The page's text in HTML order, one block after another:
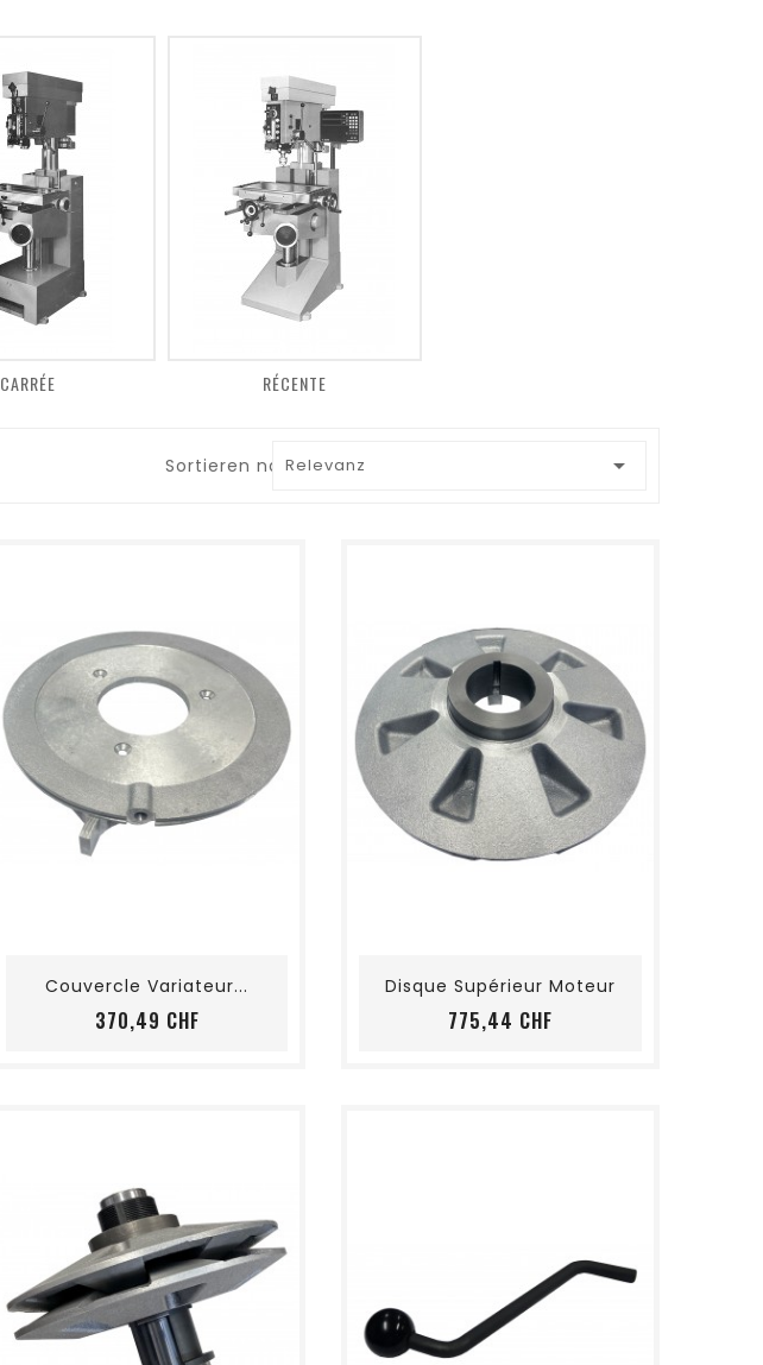
CARRÉE RÉCENTE
Sortieren nach:Relevanz 
Couvercle Variateur...
370,49 CHFPreis
Disque Supérieur Moteur
775,44 CHF